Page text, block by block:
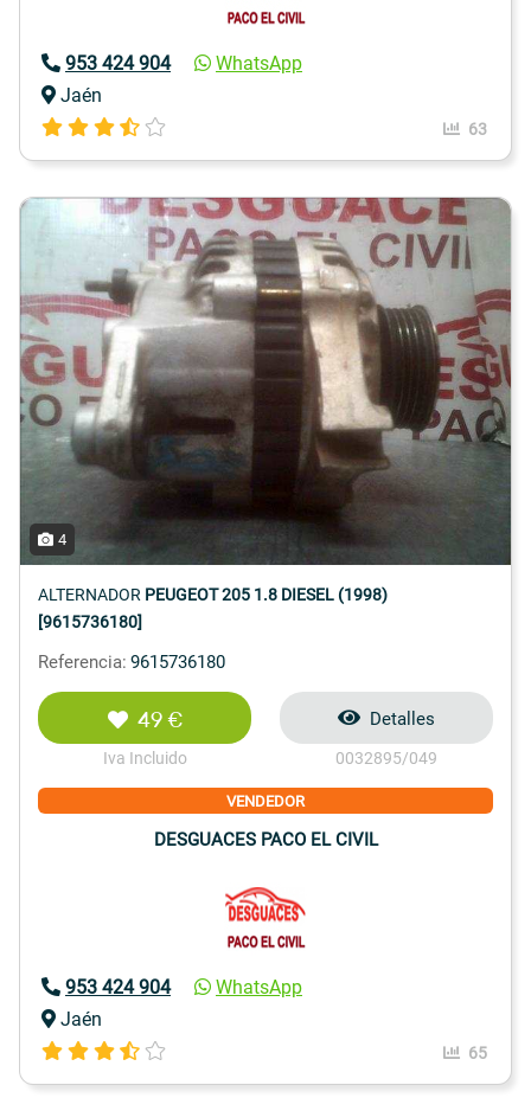
953 424 904
WhatsApp
Jaén
63
4
ALTERNADOR PEUGEOT 205 1.8 DIESEL (1998)
[9615736180]
Referencia: 9615736180
49 €
Iva Incluido
Detalles
0032895/049
VENDEDOR
DESGUACES PACO EL CIVIL
953 424 904
WhatsApp
Jaén
65